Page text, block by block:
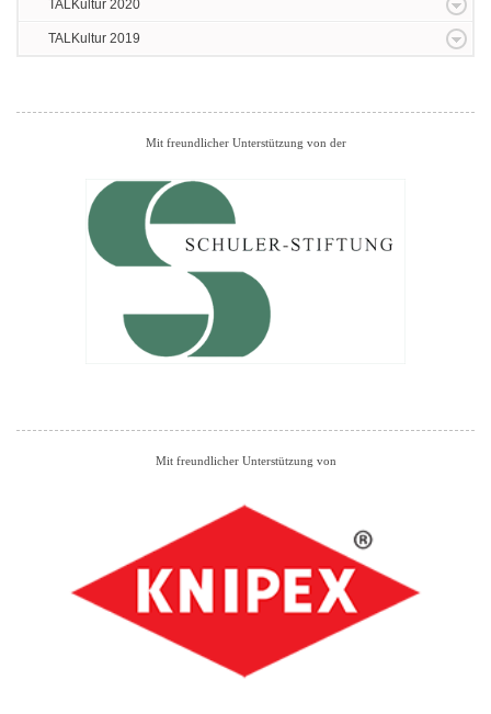
TALKultur 2020
TALKultur 2019
Mit freundlicher Unterstützung von der
Mit freundlicher Unterstützung von